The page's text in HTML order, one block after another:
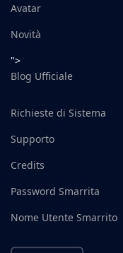
Avatar
Novità
">
Blog Ufficiale
Richieste di Sistema
Supporto
Credits
Password Smarrita
Nome Utente Smarrito